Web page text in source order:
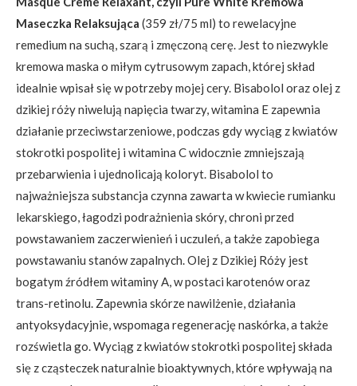
Maseczka Relaksująca (359 zł/75 ml) to rewelacyjne
remedium na suchą, szarą i zmęczoną cerę. Jest to niezwykle
kremowa maska o miłym cytrusowym zapach, której skład
idealnie wpisał się w potrzeby mojej cery. Bisabolol oraz olej z
dzikiej róży niwelują napięcia twarzy, witamina E zapewnia
działanie przeciwstarzeniowe, podczas gdy wyciąg z kwiatów
stokrotki pospolitej i witamina C widocznie zmniejszają
przebarwienia i ujednolicają koloryt. Bisabolol to
najważniejsza substancja czynna zawarta w kwiecie rumianku
lekarskiego, łagodzi podrażnienia skóry, chroni przed
powstawaniem zaczerwienień i uczuleń, a także zapobiega
powstawaniu stanów zapalnych. Olej z Dzikiej Róży jest
bogatym źródłem witaminy A, w postaci karotenów oraz
trans-retinolu. Zapewnia skórze nawilżenie, działania
antyoksydacyjnie, wspomaga regenerację naskórka, a także
rozświetla go. Wyciąg z kwiatów stokrotki pospolitej składa
się z cząsteczek naturalnie bioaktywnych, które wpływają na